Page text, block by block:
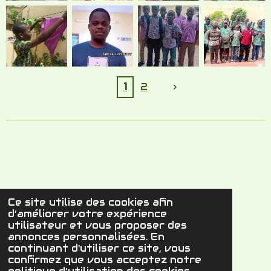
Ce site utilise des cookies afin
d’améliorer votre expérience
utilisateur et vous proposer des
annonces personnalisées. En
continuant d'utiliser ce site, vous
confirmez que vous acceptez notre
F
a
c
e
X
Y
o
u
T
W
h
a
t
© 2023 - 2026 Le Lys Des Vallées
Propulsé par Webador